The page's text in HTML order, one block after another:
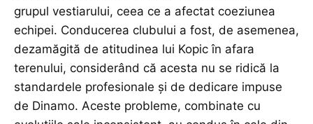
grupul vestiarului, ceea ce a afectat coeziunea
echipei. Conducerea clubului a fost, de asemenea,
dezamăgită de atitudinea lui Kopic în afara
terenului, considerând că acesta nu se ridică la
standardele profesionale și de dedicare impuse
de Dinamo. Aceste probleme, combinate cu